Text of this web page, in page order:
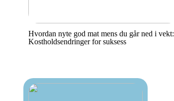
Hvordan nyte god mat mens du går ned i vekt:
Kostholdsendringer for suksess